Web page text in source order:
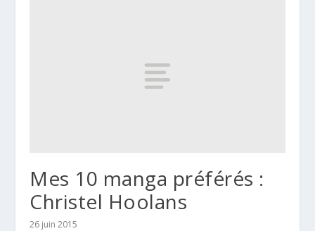
Mes 10 manga préférés :
Christel Hoolans
26 juin 2015